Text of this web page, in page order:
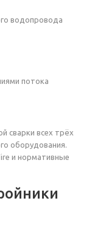
водопровода
потока
сварки всех трёх
оборудования.
и нормативные